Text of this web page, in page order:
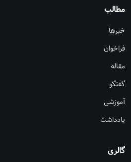
مطالب
خبرها
فراخوان
مقاله
گفتگو
آموزشی
یادداشت
گالری